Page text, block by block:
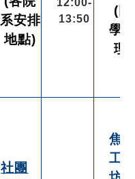
系安排
地點)
12:00-
13:50
(同
學
理)
社團
焦
工